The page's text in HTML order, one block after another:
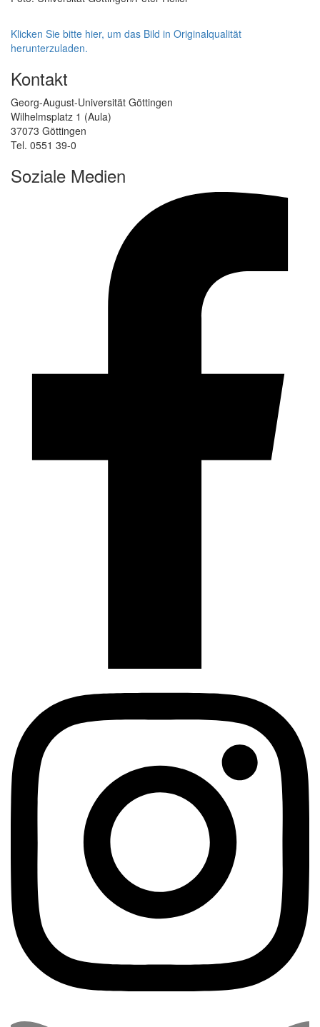
Klicken Sie bitte hier, um das Bild in Originalqualität
herunterzuladen.
Kontakt
Georg-August-Universität Göttingen
Wilhelmsplatz 1 (Aula)
37073 Göttingen
Tel. 0551 39-0
Soziale Medien